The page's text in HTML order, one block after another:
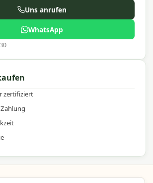
Uns anrufen
WhatsApp
zertifiziert